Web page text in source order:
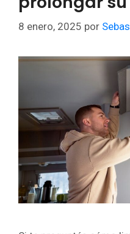
8 enero, 2025 por